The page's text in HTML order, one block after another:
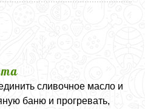
сливочное масло и
баню и прогревать,